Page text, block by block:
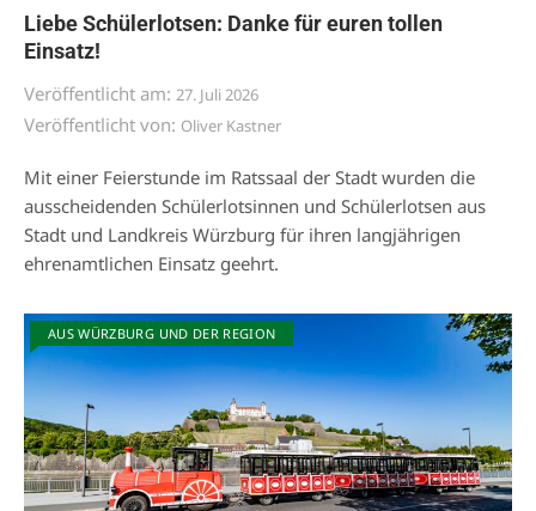
Liebe Schülerlotsen: Danke für euren tollen
Einsatz!
Veröffentlicht am: 27. Juli 2026
Veröffentlicht von: Oliver Kastner
Mit einer Feierstunde im Ratssaal der Stadt wurden die
ausscheidenden Schülerlotsinnen und Schülerlotsen aus
Stadt und Landkreis Würzburg für ihren langjährigen
ehrenamtlichen Einsatz geehrt.
AUS WÜRZBURG UND DER REGION